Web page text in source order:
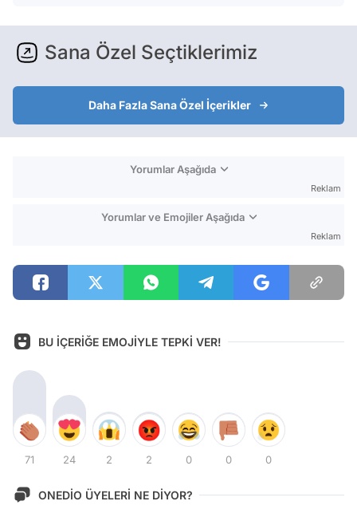
Sana Özel Seçtiklerimiz
Daha Fazla Sana Özel İçerikler
Yorumlar Aşağıda
Reklam
Yorumlar ve Emojiler Aşağıda
Reklam
BU İÇERİĞE EMOJİYLE TEPKİ VER!
71 24 2 2 0 0 0
ONEDİO ÜYELERİ NE DİYOR?